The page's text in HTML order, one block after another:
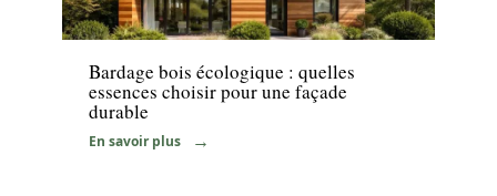
Travaux
Bardage bois écologique : quelles
essences choisir pour une façade
durable
En savoir plus